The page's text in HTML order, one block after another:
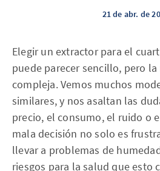
21 de abr. de
Elegir un extractor para el
puede parecer sencillo, pero
compleja. Vemos muchos
similares, y nos asaltan las
precio, el consumo, el ruido o
mala decisión no solo es
llevar a problemas de
riesgos para la salud que esto